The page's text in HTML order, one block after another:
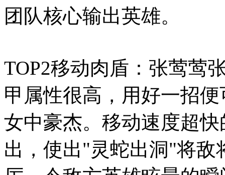
团队核心输出英雄。
TOP2移动肉盾：张莺莺
甲属性很高，用好一招
女中豪杰。移动速度超
出，使出"灵蛇出洞"将敌